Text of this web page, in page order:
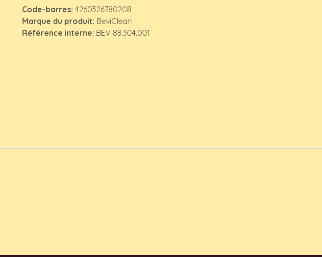
Code-barres: 4260326780208
Marque du produit: BeviClean
Référence interne: BEV 88.304.001